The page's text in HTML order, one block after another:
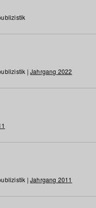
| Jahrgang 2022
| Jahrgang 2011